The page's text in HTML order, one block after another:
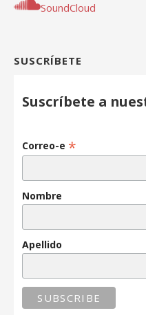
SoundCloud
SUSCRÍBETE
Suscríbete a
Correo-e *
Nombre
Apellido